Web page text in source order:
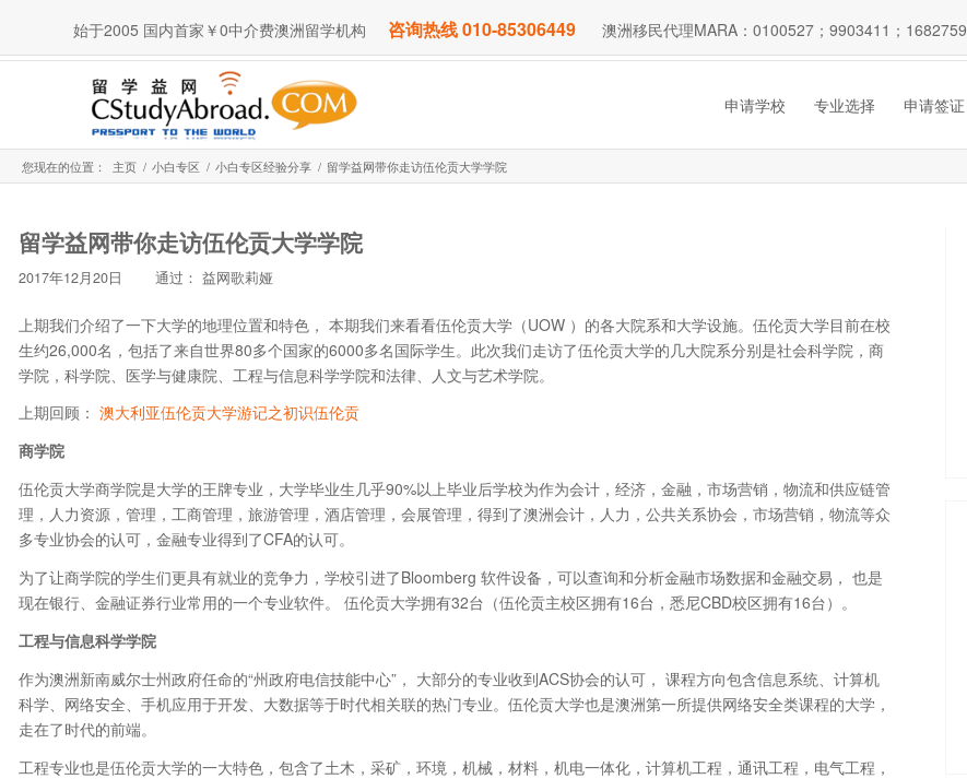
始于2005 国内首家￥0中介费澳洲留学机构 咨询热线 010-85306449 澳洲移民代理MARA：0100527；9903411；1682759
申请学校 专业选择 申请签证
您现在的位置： 主页 / 小白专区 / 小白专区经验分享 / 留学益网带你走访伍伦贡大学学院
留学益网带你走访伍伦贡大学学院
2017年12月20日 通过： 益网歌莉娅
上期我们介绍了一下大学的地理位置和特色， 本期我们来看看伍伦贡大学（UOW ）的各大院系和大学设施。伍伦贡大学目前在校
生约26,000名，包括了来自世界80多个国家的6000多名国际学生。此次我们走访了伍伦贡大学的几大院系分别是社会科学院，商
学院，科学院、医学与健康院、工程与信息科学学院和法律、人文与艺术学院。
上期回顾： 澳大利亚伍伦贡大学游记之初识伍伦贡
商学院
伍伦贡大学商学院是大学的王牌专业，大学毕业生几乎90%以上毕业后学校为作为会计，经济，金融，市场营销，物流和供应链管
理，人力资源，管理，工商管理，旅游管理，酒店管理，会展管理，得到了澳洲会计，人力，公共关系协会，市场营销，物流等众
多专业协会的认可，金融专业得到了CFA的认可。
为了让商学院的学生们更具有就业的竞争力，学校引进了Bloomberg 软件设备，可以查询和分析金融市场数据和金融交易， 也是
现在银行、金融证券行业常用的一个专业软件。 伍伦贡大学拥有32台（伍伦贡主校区拥有16台，悉尼CBD校区拥有16台）。
工程与信息科学学院
作为澳洲新南威尔士州政府任命的“州政府电信技能中心”， 大部分的专业收到ACS协会的认可， 课程方向包含信息系统、计算机
科学、网络安全、手机应用于开发、大数据等于时代相关联的热门专业。伍伦贡大学也是澳洲第一所提供网络安全类课程的大学，
走在了时代的前端。
工程专业也是伍伦贡大学的一大特色，包含了土木，采矿，环境，机械，材料，机电一体化，计算机工程，通讯工程，电气工程，